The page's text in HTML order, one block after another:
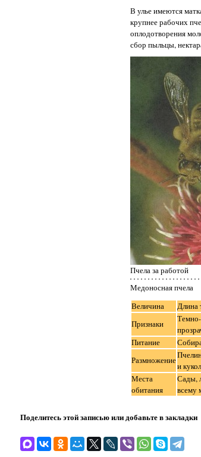
В улье имеются
крупнее рабочих
оплодотворения
сбор пыльцы,
Пчела за работой
Медоносная пчела
Величина
Длина
Признаки
Питание
Размножение
и
Места
обитания
Сады,
всему
Поделитесь этой записью или добавьте в закладки